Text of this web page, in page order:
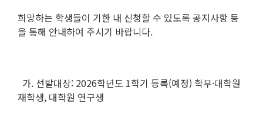
희망하는 학생들이 기한 내 신청할 수 있도록 공지사항 등
을 통해 안내하여 주시기 바랍니다.
가. 선발대상: 2026학년도 1학기 등록(예정) 학부·대학원
재학생, 대학원 연구생